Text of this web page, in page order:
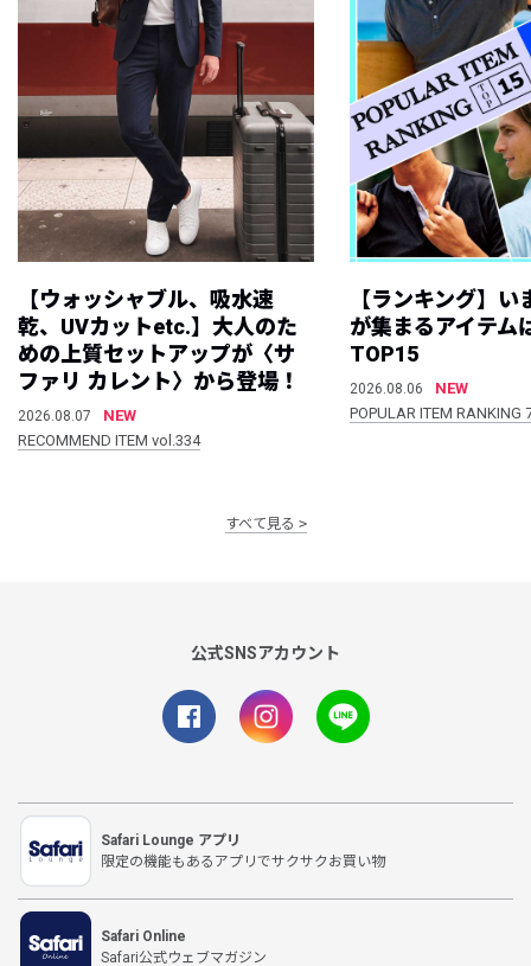
【ウォッシャブル、吸水速
乾、UVカットetc.】大人のた
めの上質セットアップが〈サ
ファリ カレント〉から登場！
2026.08.07
NEW
RECOMMEND ITEM vol.334
【ランキング】
が集まるアイテム
TOP15
2026.08.06
NEW
POPULAR ITEM
すべて見る
公式SNSアカウント
Safari Lounge アプリ
限定の機能もあるアプリでサクサクお買い物
Safari Online
Safari公式ウェブマガジン